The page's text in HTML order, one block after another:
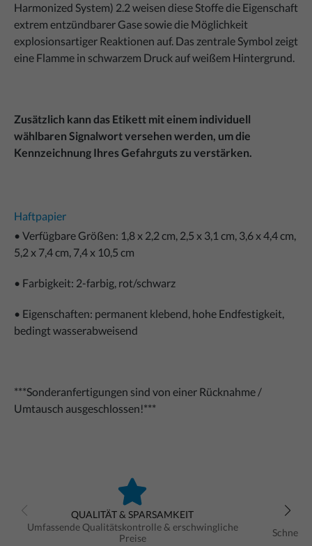
Harmonized System) 2.2 weisen diese Stoffe die Eigenschaft
extrem entzündbarer Gase sowie die Möglichkeit
explosionsartiger Reaktionen auf. Das zentrale Symbol zeigt
eine Flamme in schwarzem Druck auf weißem Hintergrund.
Zusätzlich kann das Etikett mit einem individuell
wählbaren Signalwort versehen werden, um die
Kennzeichnung Ihres Gefahrguts zu verstärken.
Haftpapier
• Verfügbare Größen: 1,8 x 2,2 cm, 2,5 x 3,1 cm, 3,6 x 4,4 cm,
5,2 x 7,4 cm, 7,4 x 10,5 cm
• Farbigkeit: 2-farbig, rot/schwarz
• Eigenschaften: permanent klebend, hohe Endfestigkeit,
bedingt wasserabweisend
***Sonderanfertigungen sind von einer Rücknahme /
Umtausch ausgeschlossen!***
QUALITÄT & SPARSAMKEIT
Umfassende Qualitätskontrolle & erschwingliche
Preise
Schnelle